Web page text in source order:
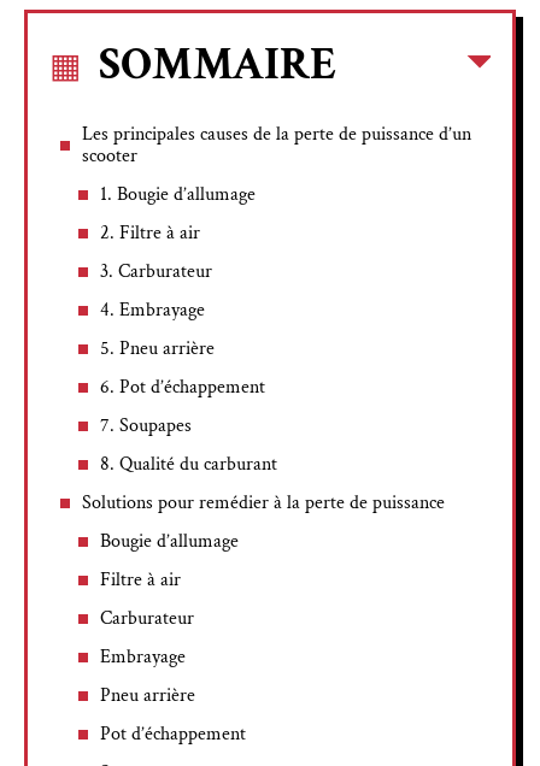
SOMMAIRE
Les principales causes de la perte de puissance d’un
scooter
1. Bougie d’allumage
2. Filtre à air
3. Carburateur
4. Embrayage
5. Pneu arrière
6. Pot d’échappement
7. Soupapes
8. Qualité du carburant
Solutions pour remédier à la perte de puissance
Bougie d’allumage
Filtre à air
Carburateur
Embrayage
Pneu arrière
Pot d’échappement